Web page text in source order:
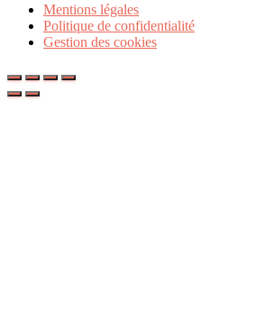
Mentions légales
Politique de confidentialité
Gestion des cookies